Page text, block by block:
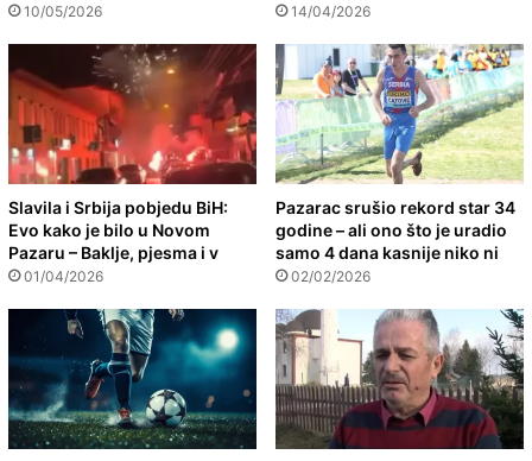
10/05/2026 14/04/2026
Slavila i Srbija pobjedu BiH:
Evo kako je bilo u Novom
Pazaru – Baklje, pjesma i v
01/04/2026
Pazarac srušio rekord star 34
godine – ali ono što je uradio
samo 4 dana kasnije niko ni
02/02/2026